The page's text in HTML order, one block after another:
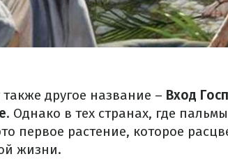
другое название – Вход
. Однако в тех странах, где
первое растение, которое
жизни.